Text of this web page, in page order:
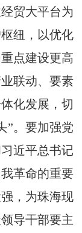
贸大平台为
纽，以优化
点建设更高
联动、要素
化发展，切
”。要加强党
近平总书记
革命的重要
，为珠海现
导干部要主